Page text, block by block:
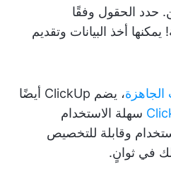
حدد الحقول وفقًا
يمكنها أخذ البيانات وتقديم
الجاهزة، يضم ClickUp أيضًا
سهلة الاستخدام
وقابلة للتخصيص
في ثوانٍ.